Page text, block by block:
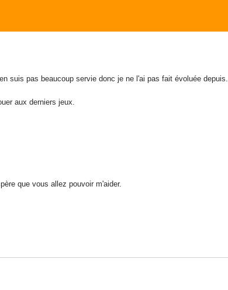
suis pas beaucoup servie donc je ne l'ai pas fait évoluée depuis.
aux derniers jeux.
que vous allez pouvoir m'aider.